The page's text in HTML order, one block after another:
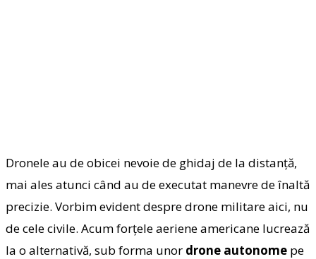
Dronele au de obicei nevoie de ghidaj de la distanță,
mai ales atunci când au de executat manevre de înaltă
precizie. Vorbim evident despre drone militare aici, nu
de cele civile. Acum forțele aeriene americane lucrează
la o alternativă, sub forma unor drone autonome pe